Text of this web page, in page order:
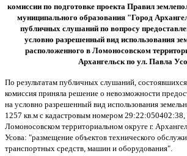
комиссии по подготовке проекта Правил
муниципального образования "Город
публичных слушаний по вопросу
условно разрешенный вид использования
расположенного в Ломоносовском
Архангельск по ул. Павла
По результатам публичных слушаний,
комиссия приняла решение о невозможности
на условно разрешенный вид использования
1257 кв.м с кадастровым номером 29:22:050402:38,
Ломоносовском территориальном округе г.
Усова: "размещение объектов технического
транспортных средств, машин и оборудования".